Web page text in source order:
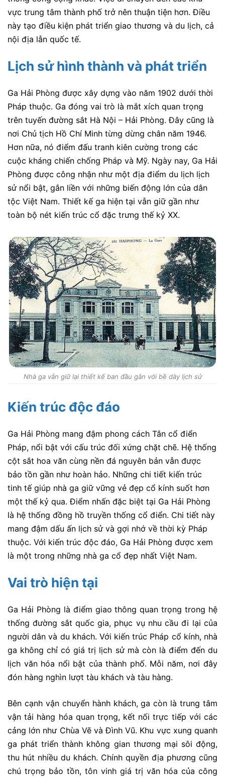
vực trung tâm thành phố trở nên thuận tiện hơn. Điều
này tạo điều kiện phát triển giao thương và du lịch, cả
nội địa lẫn quốc tế.
Lịch sử hình thành và phát triển
Ga Hải Phòng được xây dựng vào năm 1902 dưới thời
Pháp thuộc. Ga đóng vai trò là mắt xích quan trọng
trên tuyến đường sắt Hà Nội – Hải Phòng. Đây cũng là
nơi Chủ tịch Hồ Chí Minh từng dừng chân năm 1946.
Hơn nữa, nó điểm đấu tranh kiên cường trong các
cuộc kháng chiến chống Pháp và Mỹ. Ngày nay, Ga Hải
Phòng được công nhận như một địa điểm du lịch lịch
sử nổi bật, gắn liền với những biến động lớn của dân
tộc Việt Nam. Thiết kế ga hiện tại vẫn giữ gần như
toàn bộ nét kiến trúc cổ đặc trưng thế kỷ XX.
Nhà ga vẫn giữ lại thiết kế ban đầu gắn với bề dày lịch sử
Kiến trúc độc đáo
Ga Hải Phòng mang đậm phong cách Tân cổ điển
Pháp, nổi bật với cấu trúc đối xứng chặt chẽ. Hệ thống
cột sắt hoa văn cùng nền đá nguyên bản vẫn được
bảo tồn gần như hoàn hảo. Những chi tiết kiến trúc
tinh tế giúp nhà ga giữ vững vẻ đẹp cổ kính suốt hơn
một thế kỷ qua.Điểm nhấn đặc biệt tại Ga Hải Phòng
là hệ thống đồng hồ truyền thống cổ điển. Chi tiết này
mang đậm dấu ấn lịch sử và gợi nhớ về thời kỳ Pháp
thuộc. Với kiến trúc độc đáo, Ga Hải Phòng được xem
là một trong những nhà ga cổ đẹp nhất Việt Nam.
Vai trò hiện tại
Ga Hải Phòng là điểm giao thông quan trọng trong hệ
thống đường sắt quốc gia, phục vụ nhu cầu đi lại của
người dân và du khách. Với kiến trúc Pháp cổ kính, nhà
ga không chỉ có giá trị lịch sử mà còn là điểm đến du
lịch văn hóa nổi bật của thành phố. Mỗi năm, nơi đây
đón hàng nghìn lượt tàu khách và tàu hàng.
Bên cạnh vận chuyển hành khách, ga còn là trung tâm
vận tải hàng hóa quan trọng, kết nối trực tiếp với các
cảng lớn như Chùa Vẽ và Đình Vũ. Khu vực xung quanh
ga phát triển thành không gian thương mại sôi động,
thu hút nhiều du khách. Chính quyền địa phương cũng
chú trọng bảo tồn, tôn vinh giá trị văn hóa của công